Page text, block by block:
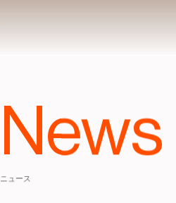
News
ニュース